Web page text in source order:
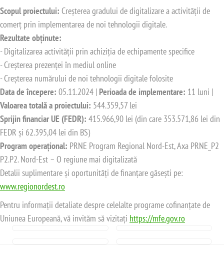
Scopul proiectului: Creșterea gradului de digitalizare a activității de
comerț prin implementarea de noi tehnologii digitale.
Rezultate obținute:
- Digitalizarea activității prin achiziția de echipamente specifice
- Creșterea prezenței în mediul online
- Creșterea numărului de noi tehnologii digitale folosite
Data de începere: 05.11.2024 | Perioada de implementare: 11 luni |
Valoarea totală a proiectului: 544.359,57 lei
Sprijin financiar UE (FEDR): 415.966,90 lei (din care 353.571,86 lei din
FEDR și 62.395,04 lei din BS)
Program operațional: PRNE Program Regional Nord-Est, Axa PRNE_P2
P2.P2. Nord-Est – O regiune mai digitalizată
Detalii suplimentare și oportunități de finanțare găsești pe:
www.regionordest.ro
Pentru informații detaliate despre celelalte programe cofinanțate de
Uniunea Europeană, vă invităm să vizitați https://mfe.gov.ro